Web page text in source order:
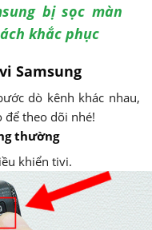
bị sọc màn
khắc phục
Samsung
dò kênh khác nhau,
để theo dõi nhé!
thường
khiển tivi.